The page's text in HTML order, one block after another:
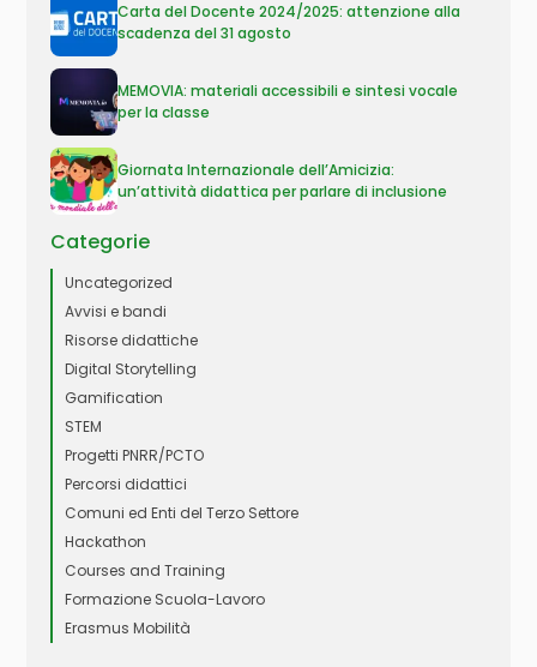
Carta del Docente 2024/2025: attenzione alla
scadenza del 31 agosto
MEMOVIA: materiali accessibili e sintesi vocale
per la classe
Giornata Internazionale dell’Amicizia:
un’attività didattica per parlare di inclusione
Categorie
Uncategorized
Avvisi e bandi
Risorse didattiche
Digital Storytelling
Gamification
STEM
Progetti PNRR/PCTO
Percorsi didattici
Comuni ed Enti del Terzo Settore
Hackathon
Courses and Training
Formazione Scuola-Lavoro
Erasmus Mobilità